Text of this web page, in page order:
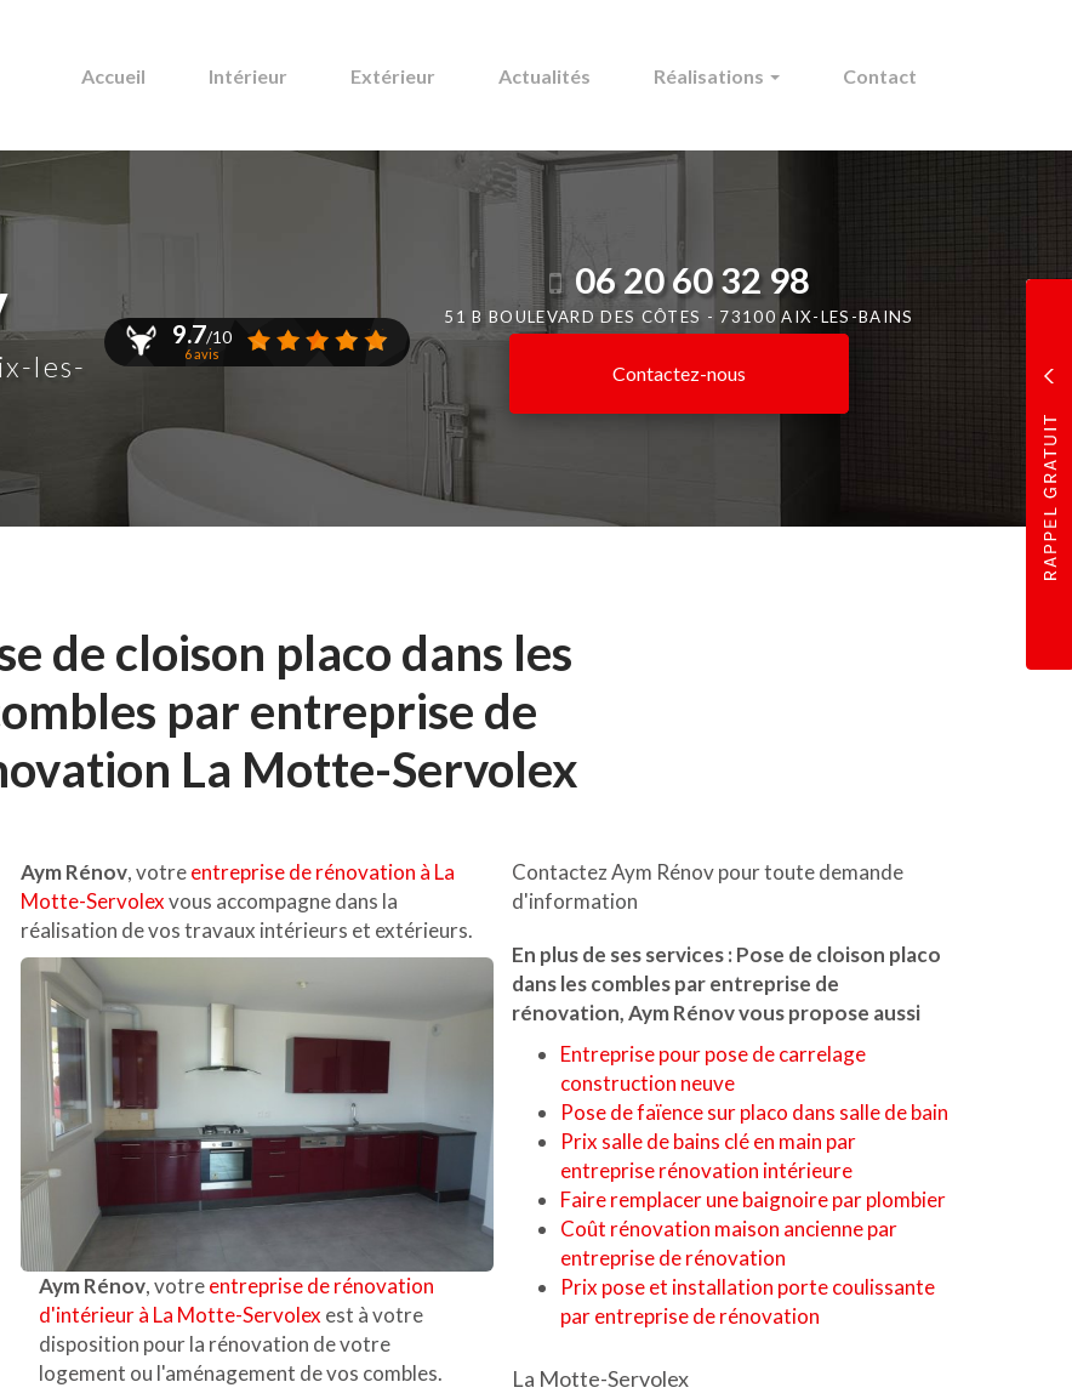
Accueil Intérieur Extérieur Actualités Réalisations Contact
les-
9.7/10
6 avis
06 20 60 32 98
51 B BOULEVARD DES CÔTES - 73100 AIX-LES-BAINS
Contactez-nous
de cloison placo dans les
par entreprise de
La Motte-Servolex
Aym Rénov, votreentreprise de rénovation à La
Motte-Servolexvous accompagne dans la
réalisation de vos travaux intérieurs et extérieurs.
Aym Rénov, votreentreprise de rénovation
d'intérieur à La Motte-Servolex est à votre
disposition pour la rénovation de votre
logement ou l'aménagement de vos combles.
Contactez Aym Rénov pour toute demande
d'information
En plus de ses services : Pose de cloison placo
dans les combles par entreprise de
rénovation, Aym Rénov vous propose aussi
Entreprise pour pose de carrelage
construction neuve
Pose de faïence sur placo dans salle de bain
Prix salle de bains clé en main par
entreprise rénovation intérieure
Faire remplacer une baignoire par plombier
Coût rénovation maison ancienne par
entreprise de rénovation
Prix pose et installation porte coulissante
par entreprise de rénovation
La Motte-Servolex